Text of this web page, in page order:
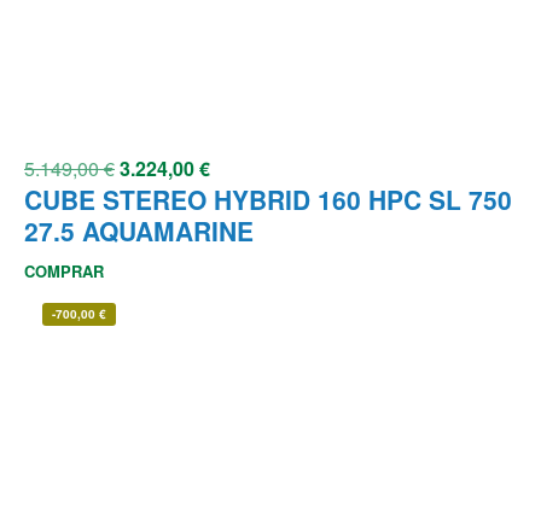
5.149,00€3.224,00€
CUBE STEREO HYBRID 160 HPC SL 750
27.5 AQUAMARINE
COMPRAR
-700,00 €